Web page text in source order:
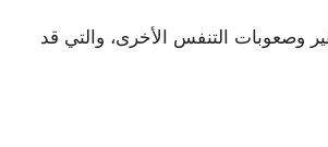
وصعوبات التنفس الأخرى، والتي قد